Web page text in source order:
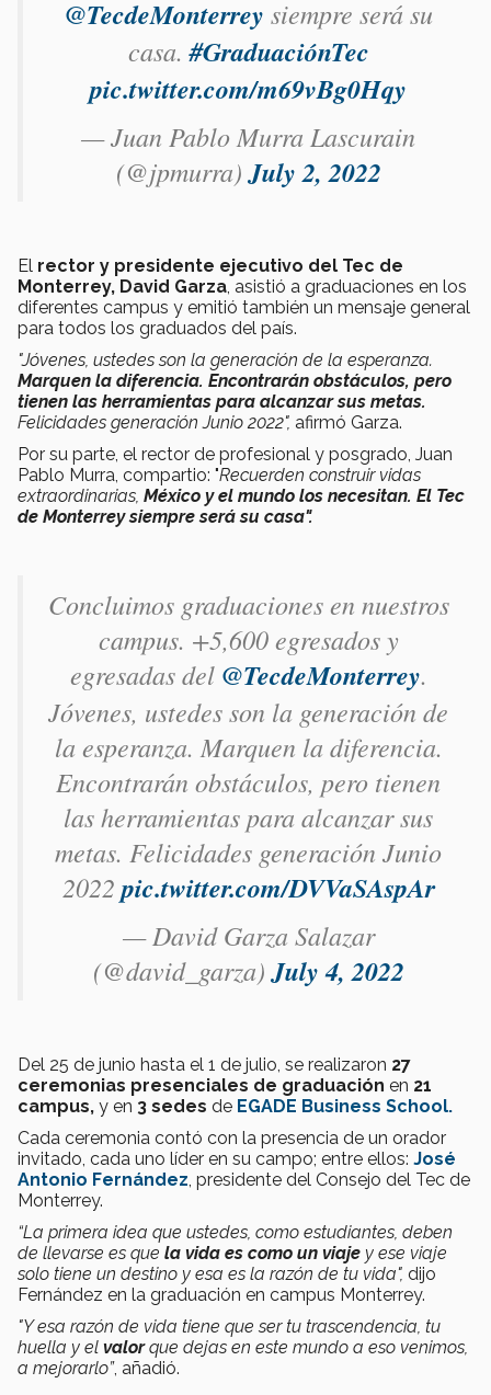
@TecdeMonterrey siempre será su
casa.#GraduaciónTec
pic.twitter.com/m69vBg0Hqy
— Juan Pablo Murra Lascurain
(@jpmurra)July 2, 2022
El rector y presidente ejecutivo del Tec de
Monterrey, David Garza , asistió a graduaciones en los
diferentes campus y emitió también un mensaje general
para todos los graduados del país.
"Jóvenes, ustedes son la generación de la esperanza.
Marquen la diferencia. Encontrarán obstáculos, pero
tienen las herramientas para alcanzar sus metas.
Felicidades generación Junio 2022", afirmó Garza.
Por su parte, el rector de profesional y posgrado, Juan
Pablo Murra, compartio: "Recuerden construir vidas
extraordinarias, México y el mundo los necesitan. El Tec
de Monterrey siempre será su casa".
Concluimos graduaciones en nuestros
campus. +5,600 egresados y
egresadas del @TecdeMonterrey.
Jóvenes, ustedes son la generación de
la esperanza. Marquen la diferencia.
Encontrarán obstáculos, pero tienen
las herramientas para alcanzar sus
metas. Felicidades generación Junio
2022pic.twitter.com/DVVaSAspAr
— David Garza Salazar
(@david_garza)July 4, 2022
Del 25 de junio hasta el 1 de julio, se realizaron 27
ceremonias presenciales de graduación en 21
campus, y en 3 sedes de EGADE Business School.
Cada ceremonia contó con la presencia de un orador
invitado, cada uno líder en su campo; entre ellos: José
Antonio Fernández , presidente del Consejo del Tec de
Monterrey.
“La primera idea que ustedes, como estudiantes, deben
de llevarse es que la vida es como un viaje y ese viaje
solo tiene un destino y esa es la razón de tu vida", dijo
Fernández en la graduación en campus Monterrey.
"Y esa razón de vida tiene que ser tu trascendencia, tu
huella y el valorque dejas en este mundo a eso venimos,
a mejorarlo”, añadió.